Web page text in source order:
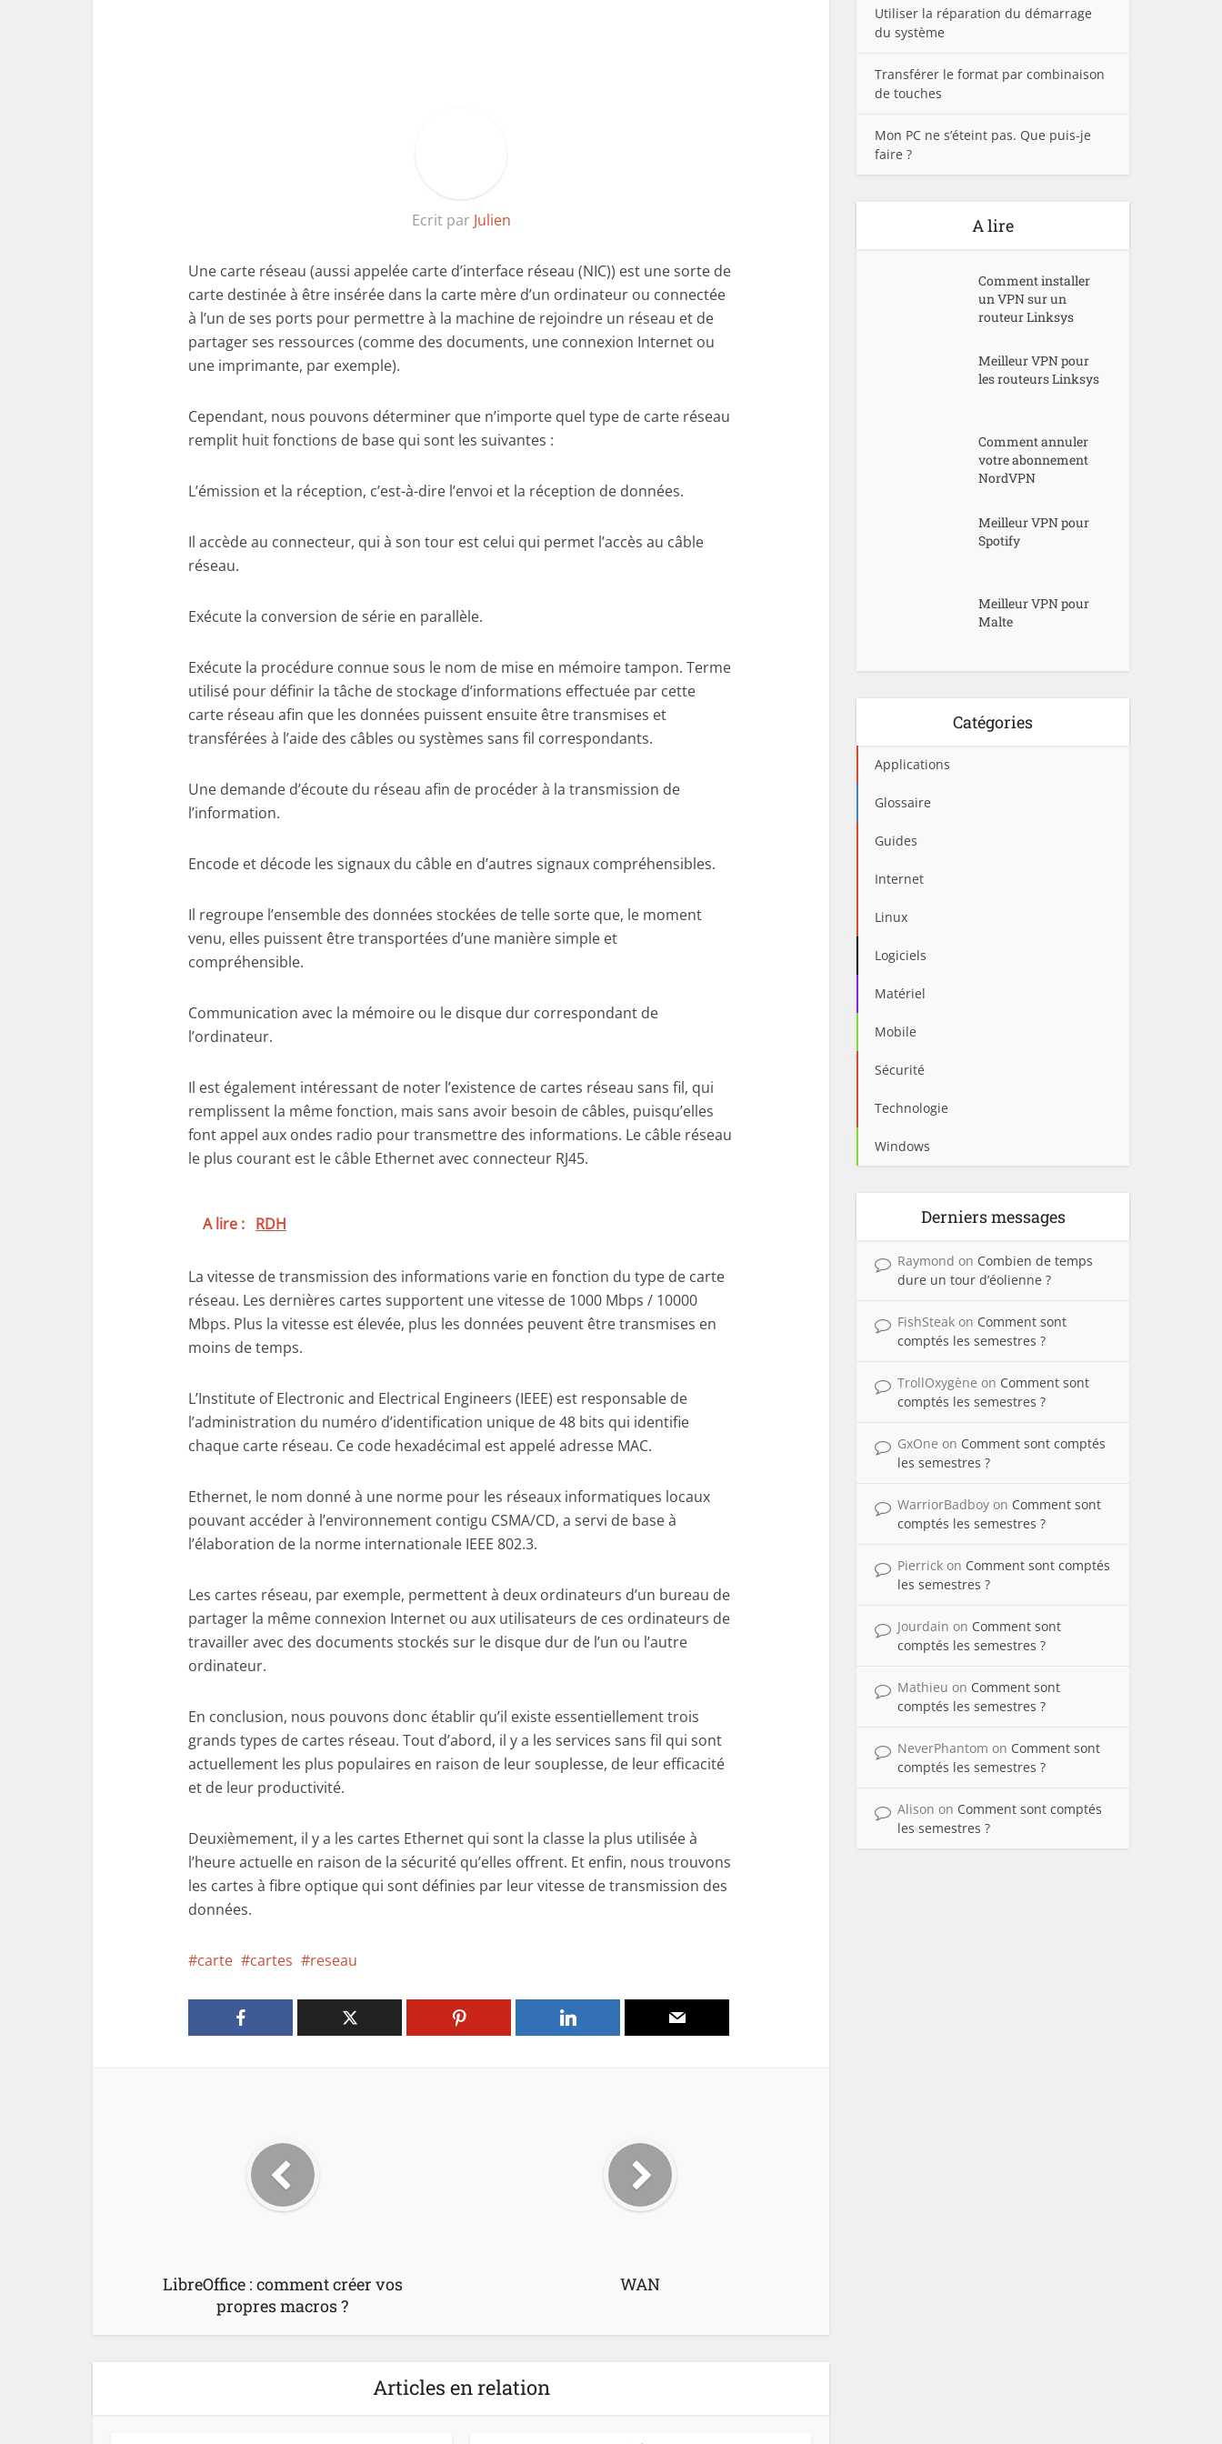
Ecrit par Julien
Une carte réseau (aussi appelée carte d’interface réseau (NIC)) est une sorte de
carte destinée à être insérée dans la carte mère d’un ordinateur ou connectée
à l’un de ses ports pour permettre à la machine de rejoindre un réseau et de
partager ses ressources (comme des documents, une connexion Internet ou
une imprimante, par exemple).
Cependant, nous pouvons déterminer que n’importe quel type de carte réseau
remplit huit fonctions de base qui sont les suivantes :
L’émission et la réception, c’est-à-dire l’envoi et la réception de données.
Il accède au connecteur, qui à son tour est celui qui permet l’accès au câble
réseau.
Exécute la conversion de série en parallèle.
Exécute la procédure connue sous le nom de mise en mémoire tampon. Terme
utilisé pour définir la tâche de stockage d’informations effectuée par cette
carte réseau afin que les données puissent ensuite être transmises et
transférées à l’aide des câbles ou systèmes sans fil correspondants.
Une demande d’écoute du réseau afin de procéder à la transmission de
l’information.
Encode et décode les signaux du câble en d’autres signaux compréhensibles.
Il regroupe l’ensemble des données stockées de telle sorte que, le moment
venu, elles puissent être transportées d’une manière simple et
compréhensible.
Communication avec la mémoire ou le disque dur correspondant de
l’ordinateur.
Il est également intéressant de noter l’existence de cartes réseau sans fil, qui
remplissent la même fonction, mais sans avoir besoin de câbles, puisqu’elles
font appel aux ondes radio pour transmettre des informations. Le câble réseau
le plus courant est le câble Ethernet avec connecteur RJ45.
A lire : RDH
La vitesse de transmission des informations varie en fonction du type de carte
réseau. Les dernières cartes supportent une vitesse de 1000 Mbps / 10000
Mbps. Plus la vitesse est élevée, plus les données peuvent être transmises en
moins de temps.
L’Institute of Electronic and Electrical Engineers (IEEE) est responsable de
l’administration du numéro d’identification unique de 48 bits qui identifie
chaque carte réseau. Ce code hexadécimal est appelé adresse MAC.
Ethernet, le nom donné à une norme pour les réseaux informatiques locaux
pouvant accéder à l’environnement contigu CSMA/CD, a servi de base à
l’élaboration de la norme internationale IEEE 802.3.
Les cartes réseau, par exemple, permettent à deux ordinateurs d’un bureau de
partager la même connexion Internet ou aux utilisateurs de ces ordinateurs de
travailler avec des documents stockés sur le disque dur de l’un ou l’autre
ordinateur.
En conclusion, nous pouvons donc établir qu’il existe essentiellement trois
grands types de cartes réseau. Tout d’abord, il y a les services sans fil qui sont
actuellement les plus populaires en raison de leur souplesse, de leur efficacité
et de leur productivité.
Deuxièmement, il y a les cartes Ethernet qui sont la classe la plus utilisée à
l’heure actuelle en raison de la sécurité qu’elles offrent. Et enfin, nous trouvons
les cartes à fibre optique qui sont définies par leur vitesse de transmission des
données.
carte cartes reseau
LibreOffice : comment créer vos
propres macros ?
WAN
Articles en relation
Utiliser la réparation du démarrage
du système
Transférer le format par combinaison
de touches
Mon PC ne s’éteint pas. Que puis-je
faire ?
A lire
Comment installer
un VPN sur un
routeur Linksys
Meilleur VPN pour
les routeurs Linksys
Comment annuler
votre abonnement
NordVPN
Meilleur VPN pour
Spotify
Meilleur VPN pour
Malte
Catégories
Applications
Glossaire
Guides
Internet
Linux
Logiciels
Matériel
Mobile
Sécurité
Technologie
Windows
Derniers messages
Raymond on Combien de temps
dure un tour d’éolienne ?
FishSteak on Comment sont
comptés les semestres ?
TrollOxygène on Comment sont
comptés les semestres ?
GxOne on Comment sont comptés
les semestres ?
WarriorBadboy on Comment sont
comptés les semestres ?
Pierrick on Comment sont comptés
les semestres ?
Jourdain on Comment sont
comptés les semestres ?
Mathieu on Comment sont
comptés les semestres ?
NeverPhantom on Comment sont
comptés les semestres ?
Alison on Comment sont comptés
les semestres ?